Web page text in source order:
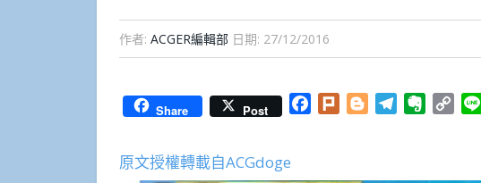
作者: ACGER編輯部 日期: 27/12/2016
Share Post Facebook
Plurk BloggerTelegramEvernote
Copy
原文授權轉載自ACGdoge